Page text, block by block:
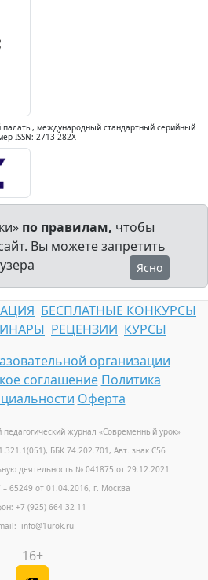
палаты, международный стандартный серийный
ISSN: 2713-282X
по правилам, чтобы
Вы можете запретить
Ясно
БЕСПЛАТНЫЕ КОНКУРСЫ
РЕЦЕНЗИИ КУРСЫ
организации
соглашение Политика
Оферта
журнал «Современный урок»
ББК 74.202.701, Авт. знак С56
деятельность № 041875 от 29.12.2021
от 01.04.2016, г. Москва
+7 (925) 664-32-11
info@1urok.ru
16+